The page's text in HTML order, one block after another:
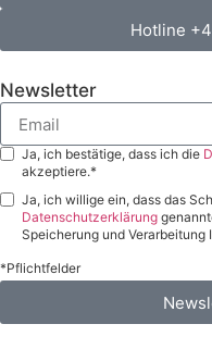
Hotline
Newsletter
Ja, ich bestätige, dass ich die
akzeptiere.*
Ja, ich willige ein, dass das
Datenschutzerklärung
Speicherung und
*Pflichtfelder